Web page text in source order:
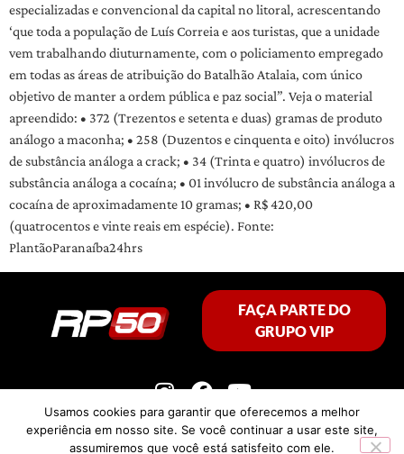
especializadas e convencional da capital no litoral, acrescentando
‘que toda a população de Luís Correia e aos turistas, que a unidade
vem trabalhando diuturnamente, com o policiamento empregado
em todas as áreas de atribuição do Batalhão Atalaia, com único
objetivo de manter a ordem pública e paz social”. Veja o material
apreendido: • 372 (Trezentos e setenta e duas) gramas de produto
análogo a maconha; • 258 (Duzentos e cinquenta e oito) invólucros
de substância análoga a crack; • 34 (Trinta e quatro) invólucros de
substância análoga a cocaína; • 01 invólucro de substância análoga a
cocaína de aproximadamente 10 gramas; • R$ 420,00
(quatrocentos e vinte reais em espécie). Fonte:
PlantãoParanaíba24hrs
FAÇA PARTE DO
GRUPO VIP
Usamos cookies para garantir que oferecemos a melhor
experiência em nosso site. Se você continuar a usar este site,
assumiremos que você está satisfeito com ele.